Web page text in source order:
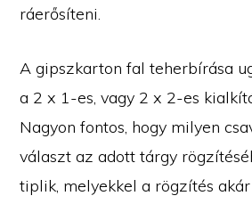
ráerősíteni.
A gipszkarton fal teherbírása
a 2 x 1-es, vagy 2 x 2-es
Nagyon fontos, hogy milyen
választ az adott tárgy
tiplik, melyekkel a rögzítés